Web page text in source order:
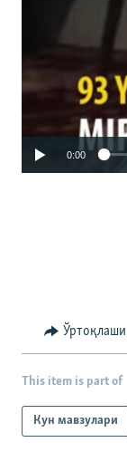
0:00
This item is part of
Кун мавзулари